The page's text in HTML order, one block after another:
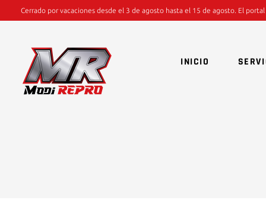
Cerrado por vacaciones desde el 3 de agosto hasta el 15 de agosto. El
INICIO